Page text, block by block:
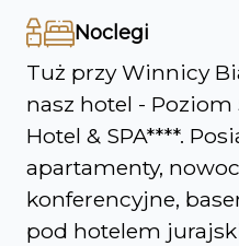
Noclegi
Tuż przy Winnicy
nasz hotel - Poziom
Hotel & SPA****.
apartamenty,
konferencyjne,
pod hotelem